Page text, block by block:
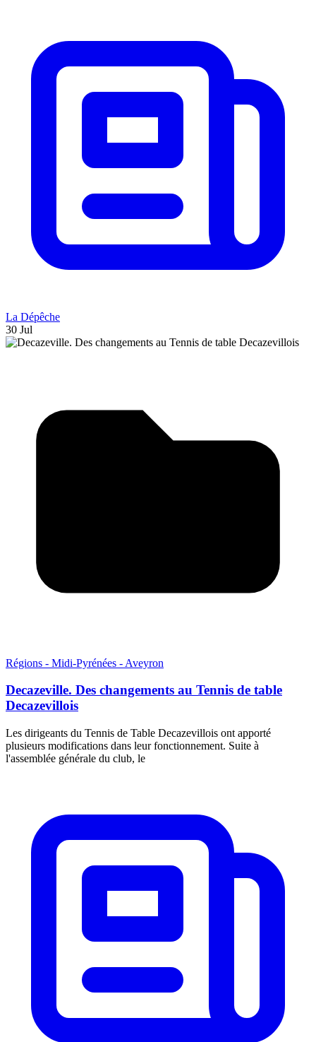
La Dépêche
30 Jul
Régions - Midi-Pyrénées - Aveyron
Decazeville. Des changements au Tennis de table
Decazevillois
Les dirigeants du Tennis de Table Decazevillois ont apporté
plusieurs modifications dans leur fonctionnement. Suite à
l'assemblée générale du club, le